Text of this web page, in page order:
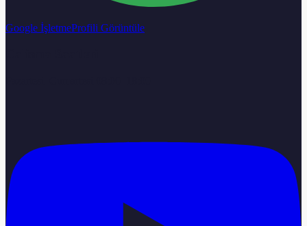
Google İşletmeProfili Görüntüle